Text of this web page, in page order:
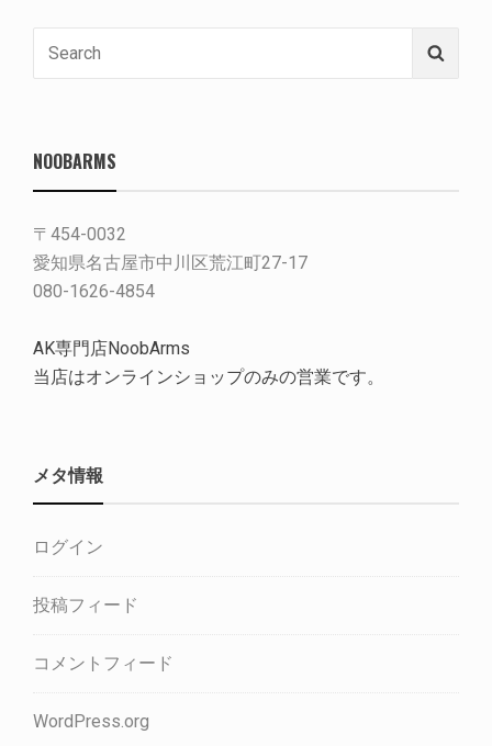
NOOBARMS
〒454-0032
愛知県名古屋市中川区荒江町27-17
080-1626-4854
AK専門店NoobArms
当店はオンラインショップのみの営業です。
メタ情報
ログイン
投稿フィード
コメントフィード
WordPress.org